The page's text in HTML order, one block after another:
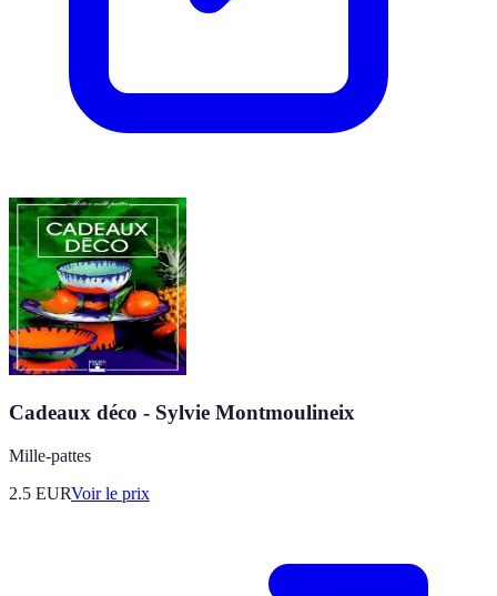
Cadeaux déco - Sylvie Montmoulineix
Mille-pattes
2.5 EURVoir le prix